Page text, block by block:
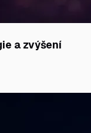
a zvýšení